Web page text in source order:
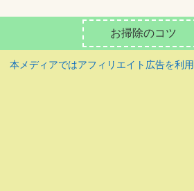
お掃除のコツ
本メディアではアフィリエイト広告を利